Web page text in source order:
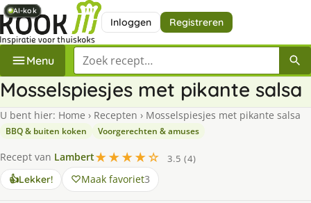
Inloggen Registreren
Menu Zoek een recept
Mosselspiesjes met pikante salsa
U bent hier: Home › Recepten › Mosselspiesjes met pikante salsa
BBQ & buiten koken Voorgerechten & amuses
Recept van Lambert★★★★☆
3.5 (4)
👍Lekker! Maak favoriet3
AI-kok
AI-kok
AI-kok
AI-kok
AI-kok
AI-kok
AI-kok
AI-kok